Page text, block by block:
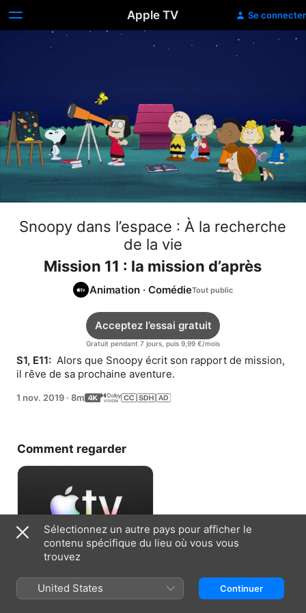
Apple TV Se connecter
Snoopy dans l’espace : À la recherche
de la vie
Mission 11 : la mission d’après
Animation ·Comédie
Gratuit pendant 7 jours, puis 9,99 €/mois
Acceptez l’essai gratuit
S1, E11: Alors que Snoopy écrit son rapport de mission,
il rêve de sa prochaine aventure.
1 nov. 2019 · 8m
Comment regarder
Sélectionnez un autre pays pour afficher le
contenu spécifique du lieu où vous vous
trouvez
United States Continuer